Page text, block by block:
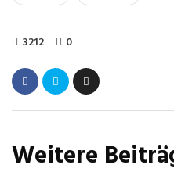
3212 0
Weitere